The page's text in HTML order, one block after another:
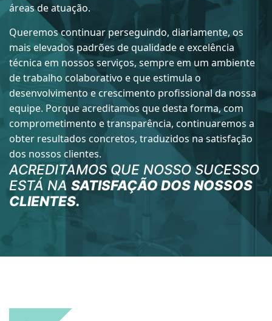
áreas de atuação.
Queremos continuar perseguindo, diariamente, os
mais elevados padrões de qualidade e excelência
técnica em nossos serviços, sempre em um ambiente
de trabalho colaborativo e que estimula o
desenvolvimento e crescimento profissional da nossa
equipe. Porque acreditamos que desta forma, com
comprometimento e transparência, continuaremos a
obter resultados concretos, traduzidos na satisfação
dos nossos clientes.
ACREDITAMOS QUE NOSSO SUCESSO
ESTÁ NA SATISFAÇÃO DOS NOSSOS
CLIENTES.